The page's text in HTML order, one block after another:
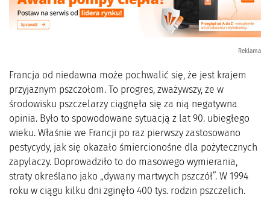
Reklama
Francja od niedawna może pochwalić się, że jest krajem
przyjaznym pszczołom. To progres, zważywszy, że w
środowisku pszczelarzy ciągnęła się za nią negatywna
opinia. Było to spowodowane sytuacją z lat 90. ubiegłego
wieku. Właśnie we Francji po raz pierwszy zastosowano
pestycydy, jak się okazało śmiercionośne dla pożytecznych
zapylaczy. Doprowadziło to do masowego wymierania,
straty określano jako „dywany martwych pszczół”. W 1994
roku w ciągu kilku dni zginęło 400 tys. rodzin pszczelich.